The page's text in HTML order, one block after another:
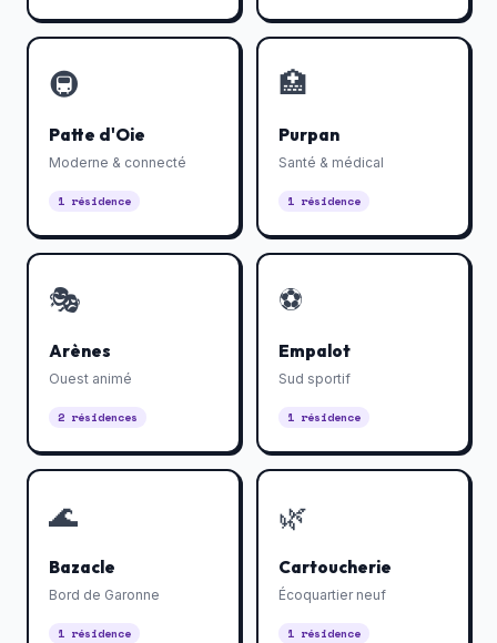
🚇
Patte d'Oie
Moderne & connecté
1 résidence
🏥
Purpan
Santé & médical
1 résidence
🎭
Arènes
Ouest animé
2 résidences
⚽
Empalot
Sud sportif
1 résidence
🌊
Bazacle
Bord de Garonne
1 résidence
🌿
Cartoucherie
Écoquartier neuf
1 résidence